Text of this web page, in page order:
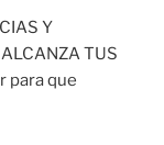
Y
ALCANZA TUS
para que